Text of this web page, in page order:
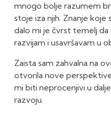
mnogo bolje razumem
stoje iza njih. Znanje koje
dalo mi je čvrst temelj da
razvijam i usavršavam u
Zaista sam zahvalna na
otvorila nove
mi biti neprocenjivi u
razvoju.